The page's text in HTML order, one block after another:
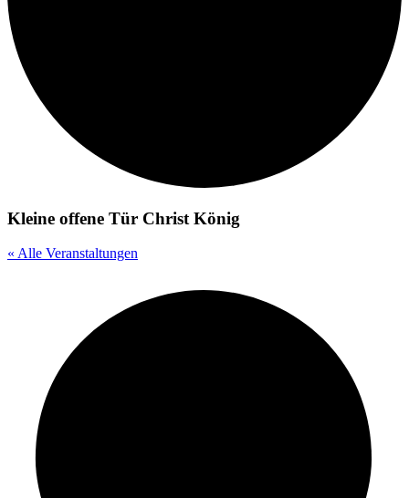
Kleine offene Tür Christ König
« Alle Veranstaltungen